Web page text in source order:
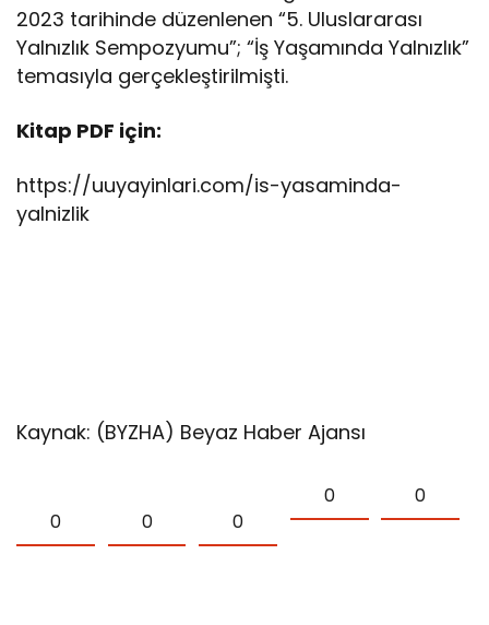
2023 tarihinde düzenlenen “5. Uluslararası
Yalnızlık Sempozyumu”; “İş Yaşamında Yalnızlık”
temasıyla gerçekleştirilmişti.
Kitap PDF için:
https://uuyayinlari.com/is-yasaminda-
yalnizlik
Kaynak: (BYZHA) Beyaz Haber Ajansı
0 0 0
0 0